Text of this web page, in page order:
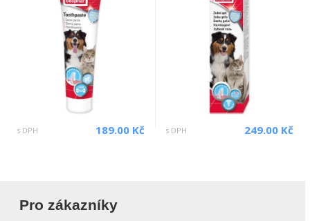
s DPH 189.00 Kč s DPH 249.00 Kč
Pro zákazníky